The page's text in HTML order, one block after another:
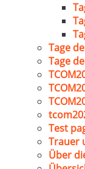
Tage
Tage
Test
Trauer
Über